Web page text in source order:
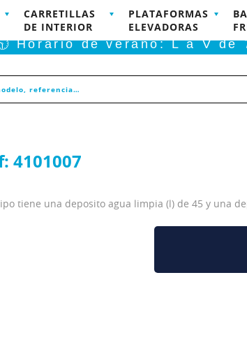
DISPONIBLES PARA COMPRA ONLINE
Horario de verano: L a V de
CARRETILLAS
DE INTERIOR
PLATAFORMAS
ELEVADORAS
4101007
tiene una deposito agua limpia (l) de 45 y una